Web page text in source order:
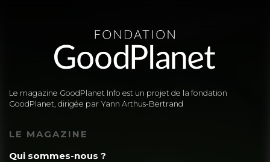
Le magazine GoodPlanet Info est un projet de la fondation
GoodPlanet, dirigée par Yann Arthus-Bertrand
LE MAGAZINE
Qui sommes-nous ?